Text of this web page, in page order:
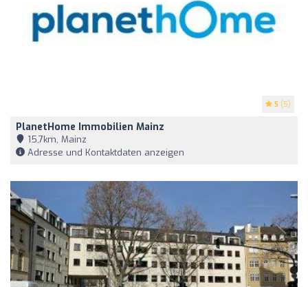
5 (5)
PlanetHome Immobilien Mainz
15,7km, Mainz
Adresse und Kontaktdaten anzeigen